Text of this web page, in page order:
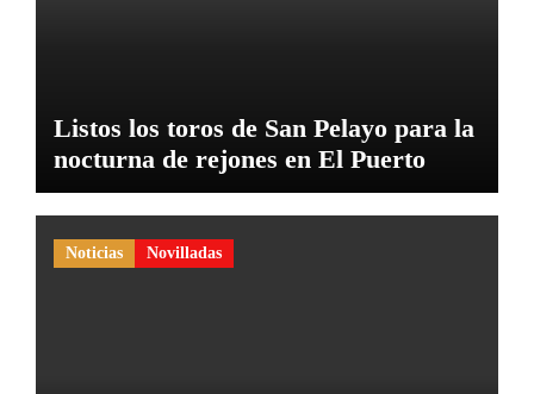
Listos los toros de San Pelayo para la
nocturna de rejones en El Puerto
Noticias Novilladas